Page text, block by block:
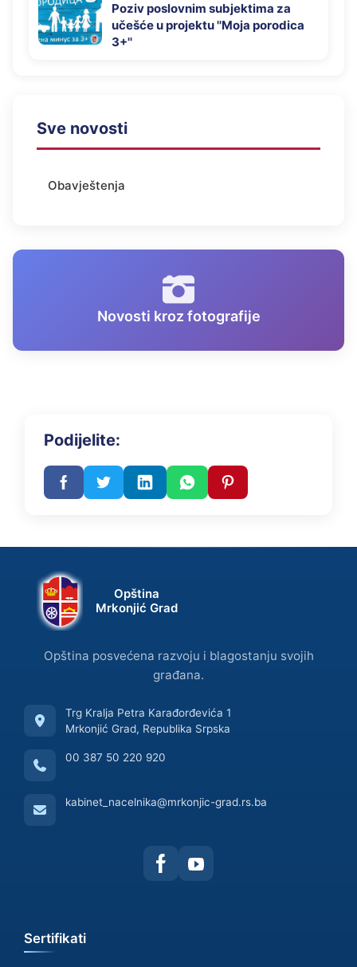
Poziv poslovnim subjektima za
učešće u projektu ''Moja porodica
3+''
Sve novosti
Obavještenja
Novosti kroz fotografije
Podijelite:
Opština
Mrkonjić Grad
Opština posvećena razvoju i blagostanju svojih
građana.
Trg Kralja Petra Karađorđevića 1
Mrkonjić Grad, Republika Srpska
00 387 50 220 920
kabinet_nacelnika@mrkonjic-grad.rs.ba
Sertifikati